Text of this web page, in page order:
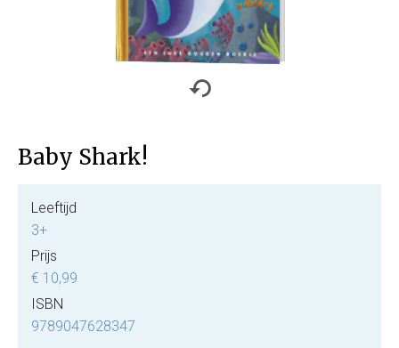
Baby Shark!
Leeftijd
3+
Prijs
€ 10,99
ISBN
9789047628347